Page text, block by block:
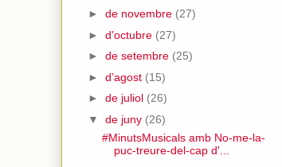
► de novembre (27)
► d’octubre (27)
► de setembre (25)
► d’agost (15)
► de juliol (26)
▼ de juny (26)
#MinutsMusicals amb No-me-la-
puc-treure-del-cap d'...